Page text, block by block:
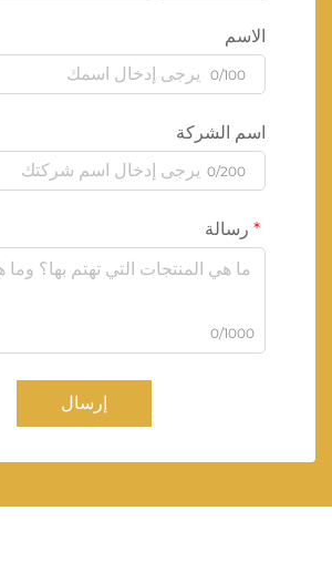
الاسم
0/100
اسم الشركة
0/200
رسالة
0/1000
إرسال